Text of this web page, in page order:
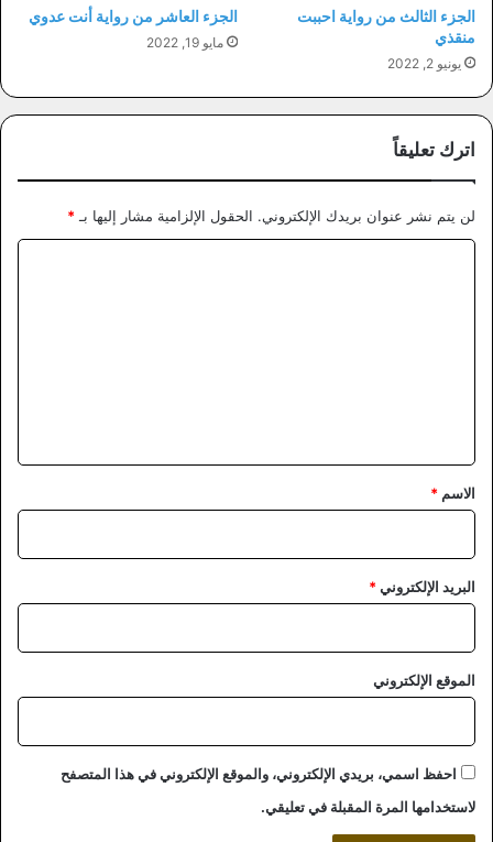
الجزء الثالث من رواية احببت
منقذي
يونيو 2, 2022
الجزء العاشر من رواية أنت عدوي
مايو 19, 2022
اترك تعليقاً
لن يتم نشر عنوان بريدك الإلكتروني. الحقول الإلزامية مشار إليها بـ *
*
الاسم *
البريد الإلكتروني*
الموقع الإلكتروني
احفظ اسمي، بريدي الإلكتروني، والموقع الإلكتروني في هذا المتصفح
لاستخدامها المرة المقبلة في تعليقي.